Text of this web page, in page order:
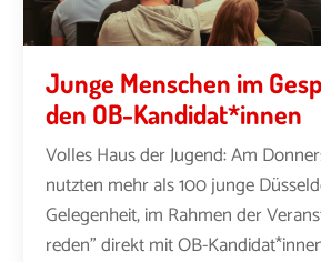
Junge Menschen im
den OB-Kandidat*innen
Volles Haus der Jugend: Am
nutzten mehr als 100 junge
Gelegenheit, im Rahmen der
reden” direkt mit OB-